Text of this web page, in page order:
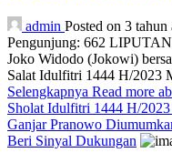
admin Posted on 3 tahun
Pengunjung: 662
Joko Widodo (Jokowi)
Salat Idulfitri 1444 H/2023
Selengkapnya Read more
Sholat Idulfitri 1444 H/
Ganjar Pranowo
Beri Sinyal Dukungan